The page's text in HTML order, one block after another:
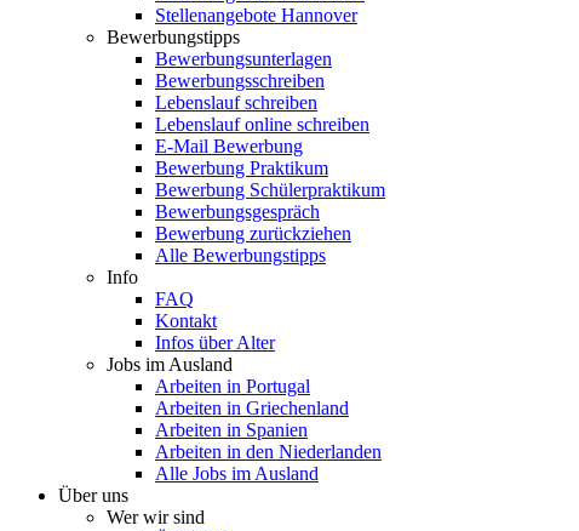
Stellenangebote Hannover
Bewerbungstipps
Bewerbungsunterlagen
Bewerbungsschreiben
Lebenslauf schreiben
Lebenslauf online schreiben
E-Mail Bewerbung
Bewerbung Praktikum
Bewerbung Schülerpraktikum
Bewerbungsgespräch
Bewerbung zurückziehen
Alle Bewerbungstipps
Info
FAQ
Kontakt
Infos über Alter
Jobs im Ausland
Arbeiten in Portugal
Arbeiten in Griechenland
Arbeiten in Spanien
Arbeiten in den Niederlanden
Alle Jobs im Ausland
Über uns
Wer wir sind